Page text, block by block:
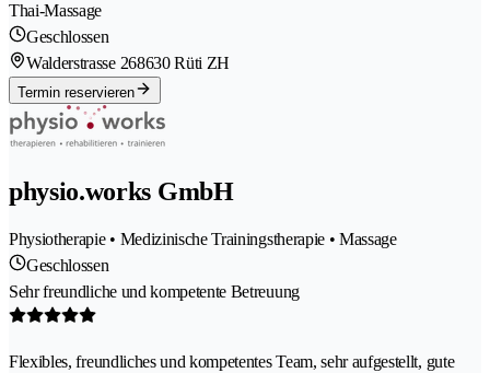
Thai-Massage
Geschlossen
Walderstrasse 268630 Rüti ZH
Termin reservieren
physio.works GmbH
Physiotherapie • Medizinische Trainingstherapie • Massage
Geschlossen
Sehr freundliche und kompetente Betreuung
Flexibles, freundliches und kompetentes Team, sehr aufgestellt, gute